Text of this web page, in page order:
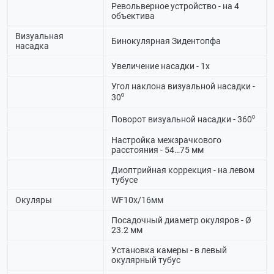
Револьверное устройство - на 4
объектива
Визуальная
насадка
Бинокулярная Зидентопфа
Увеличение насадки - 1х
Угол наклона визуальной насадки -
30⁰
Поворот визуальной насадки - 360⁰
Настройка межзрачкового
расстояния - 54…75 мм
Диоптрийная коррекция - на левом
тубусе
Окуляры WF10х/16мм
Посадочный диаметр окуляров - Ø
23.2 мм
Установка камеры - в левый
окулярный тубус